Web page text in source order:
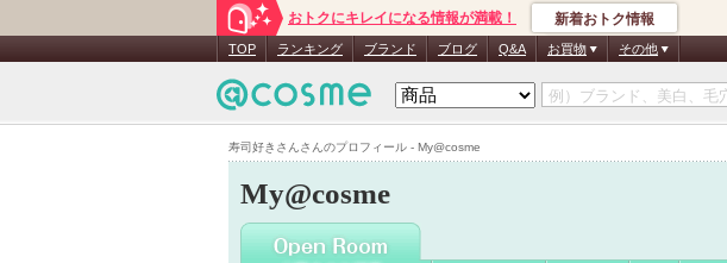
寿司好きさんさんのプロフィール - My@cosme
おトクにキレイになる情報が満載！ 新着おトク情報
TOP ランキング ブランド ブログ Q&A お買物 その他
My@cosme
寿司好きさんさん